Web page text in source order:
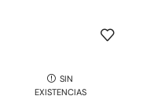
SIN
EXISTENCIAS